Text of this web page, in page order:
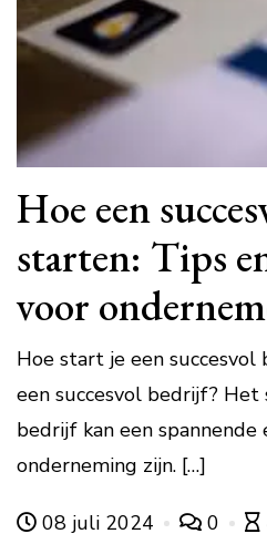
Hoe een
starten: Tips
voor
Hoe start je een
een succesvol bedrijf?
bedrijf kan een spannende
onderneming zijn. […]
08 juli 2024 0